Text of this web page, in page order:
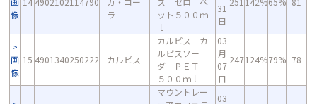
像
ラ
ット５００ｍ
ｌ
31
日
画
像
15 4901340250222 カルピス
カルピス カ
ルピスソー
ダ ＰＥＴ
５００ｍｌ
03
月
07
日
247124%79% 78
マウントレー
03